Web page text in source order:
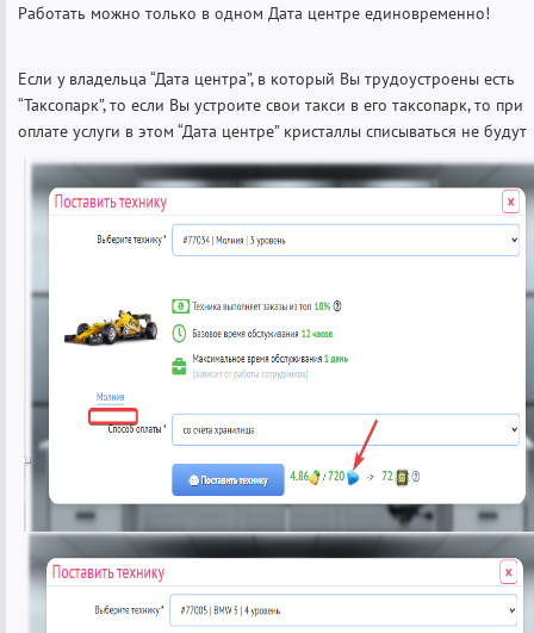
Работать можно только в одном Дата центре единовременно!
Если у владельца “Дата центра”, в который Вы трудоустроены есть
“Таксопарк”, то если Вы устроите свои такси в его таксопарк, то при
оплате услуги в этом “Дата центре” кристаллы списываться не будут